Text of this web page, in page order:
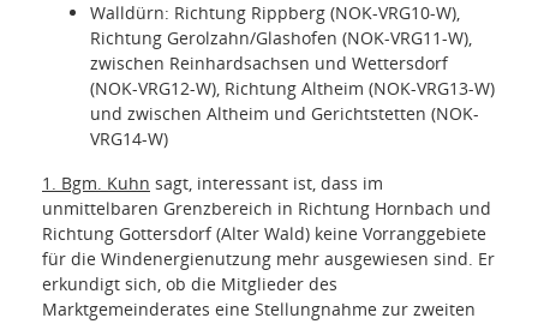
Walldürn: Richtung Rippberg (NOK-VRG10-W),
Richtung Gerolzahn/Glashofen (NOK-VRG11-W),
zwischen Reinhardsachsen und Wettersdorf
(NOK-VRG12-W), Richtung Altheim (NOK-VRG13-W)
und zwischen Altheim und Gerichtstetten (NOK-
VRG14-W)
1. Bgm. Kuhn sagt, interessant ist, dass im
unmittelbaren Grenzbereich in Richtung Hornbach und
Richtung Gottersdorf (Alter Wald) keine Vorranggebiete
für die Windenergienutzung mehr ausgewiesen sind. Er
erkundigt sich, ob die Mitglieder des
Marktgemeinderates eine Stellungnahme zur zweiten